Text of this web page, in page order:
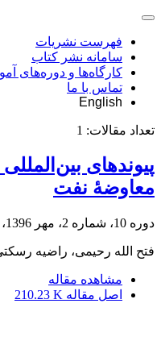
فهرست نشریات
سامانه نشر کتاب
کارگاه‌ها و دوره‌های
تماس با ما
English
تعداد مقالات: 1
پیوندهای
معاوضۀ نفت
دوره 10، شماره 2، مهر 1396، صفحه
فتح الله رحیمی، راضیه
مشاهده مقاله
اصل مقاله 210.23 K